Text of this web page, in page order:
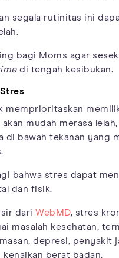
segala rutinitas ini
bagi Moms agar
di tengah kesibukan.
memprioritaskan
mudah merasa
di bawah tekanan yang
bahwa stres dapat
dan fisik.
dari WebMD, stres
masalah kesehatan,
depresi, penyakit
kenaikan berat badan.